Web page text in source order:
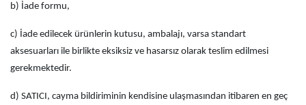
b) İade formu,
c) İade edilecek ürünlerin kutusu, ambalajı, varsa standart
aksesuarları ile birlikte eksiksiz ve hasarsız olarak teslim edilmesi
gerekmektedir.
d) SATICI, cayma bildiriminin kendisine ulaşmasından itibaren en geç